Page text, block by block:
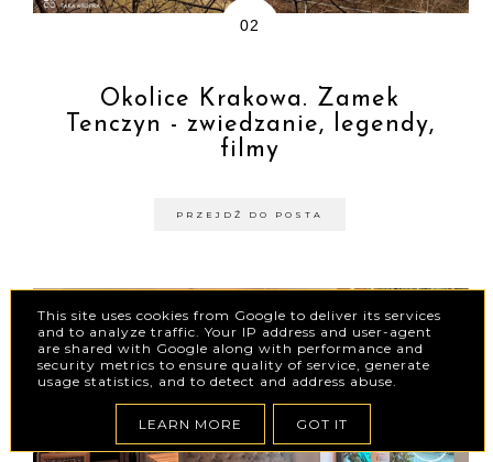
Okolice Krakowa. Zamek
Tenczyn - zwiedzanie, legendy,
filmy
PRZEJDŹ DO POSTA
This site uses cookies from Google to deliver its services
and to analyze traffic. Your IP address and user-agent
are shared with Google along with performance and
security metrics to ensure quality of service, generate
usage statistics, and to detect and address abuse.
LEARN MORE GOT IT